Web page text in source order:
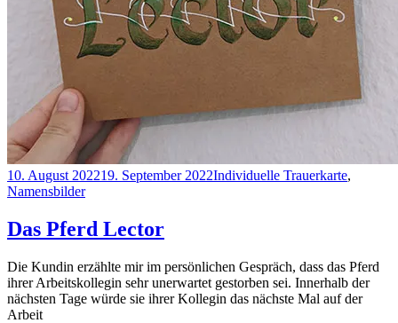
10. August 202219. September 2022Individuelle Trauerkarte,
Namensbilder
Das Pferd Lector
Die Kundin erzählte mir im persönlichen Gespräch, dass das Pferd
ihrer Arbeitskollegin sehr unerwartet gestorben sei. Innerhalb der
nächsten Tage würde sie ihrer Kollegin das nächste Mal auf der
Arbeit